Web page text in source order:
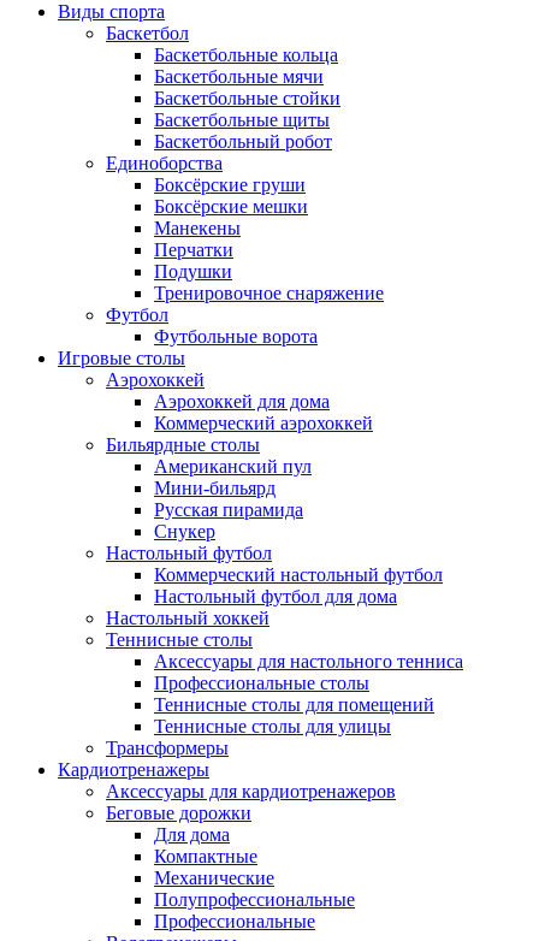
Виды спорта
Баскетбол
Баскетбольные кольца
Баскетбольные мячи
Баскетбольные стойки
Баскетбольные щиты
Баскетбольный робот
Единоборства
Боксёрские груши
Боксёрские мешки
Манекены
Перчатки
Подушки
Тренировочное снаряжение
Футбол
Футбольные ворота
Игровые столы
Аэрохоккей
Аэрохоккей для дома
Коммерческий аэрохоккей
Бильярдные столы
Американский пул
Мини-бильярд
Русская пирамида
Снукер
Настольный футбол
Коммерческий настольный футбол
Настольный футбол для дома
Настольный хоккей
Теннисные столы
Аксессуары для настольного тенниса
Профессиональные столы
Теннисные столы для помещений
Теннисные столы для улицы
Трансформеры
Кардиотренажеры
Аксессуары для кардиотренажеров
Беговые дорожки
Для дома
Компактные
Механические
Полупрофессиональные
Профессиональные